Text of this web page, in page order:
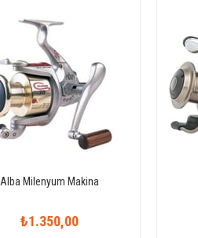
Alba Milenyum Makina
₺1.350,00